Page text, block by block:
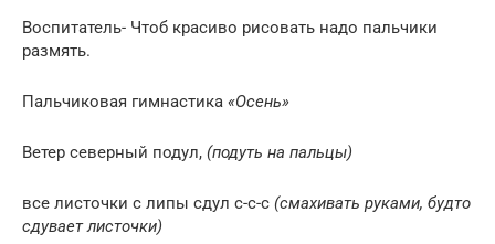
Воспитатель- Чтоб красиво рисовать надо пальчики
размять.
Пальчиковая гимнастика «Осень»
Ветер северный подул, (подуть на пальцы)
все листочки с липы сдул с-с-с (смахивать руками, будто
сдувает листочки)